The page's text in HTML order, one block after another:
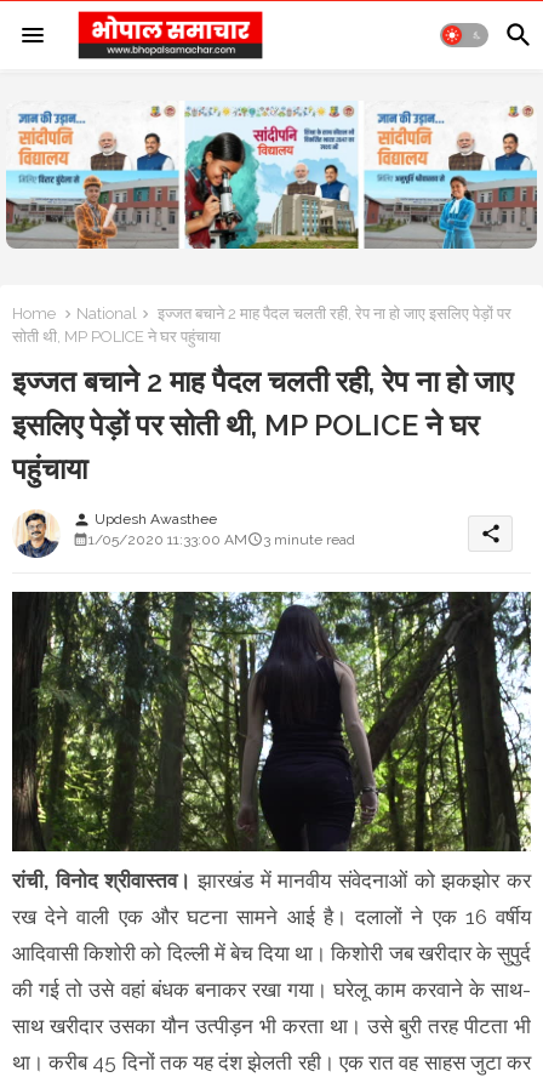
Home National
इज्जत बचाने 2 माह पैदल चलती रही, रेप ना हो जाए इसलिए पेड़ों पर
सोती थी, MP POLICE ने घर पहुंचाया
इज्जत बचाने 2 माह पैदल चलती रही, रेप ना हो जाए
इसलिए पेड़ों पर सोती थी, MP POLICE ने घर
पहुंचाया
person Updesh Awasthee
1/05/2020 11:33:00 AM
3 minute read share
रांची, विनोद श्रीवास्तव। झारखंड में मानवीय संवेदनाओं को झकझोर कर
रख देने वाली एक और घटना सामने आई है। दलालों ने एक 16 वर्षीय
आदिवासी किशोरी को दिल्ली में बेच दिया था। किशोरी जब खरीदार के सुपुर्द
की गई तो उसे वहां बंधक बनाकर रखा गया। घरेलू काम करवाने के साथ-
साथ खरीदार उसका यौन उत्पीड़न भी करता था। उसे बुरी तरह पीटता भी
था। करीब 45 दिनों तक यह दंश झेलती रही। एक रात वह साहस जुटा कर